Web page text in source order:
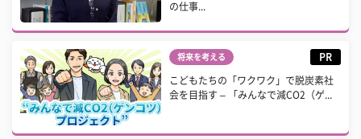
の仕事...
将来を考える PR
こどもたちの「ワクワク」で脱炭素社
会を目指す – 「みんなで減CO2（ゲ...